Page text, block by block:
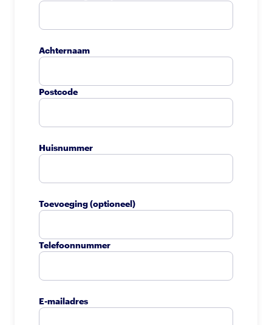
Achternaam
Postcode
Huisnummer
Toevoeging(optioneel)
Telefoonnummer
E-mailadres